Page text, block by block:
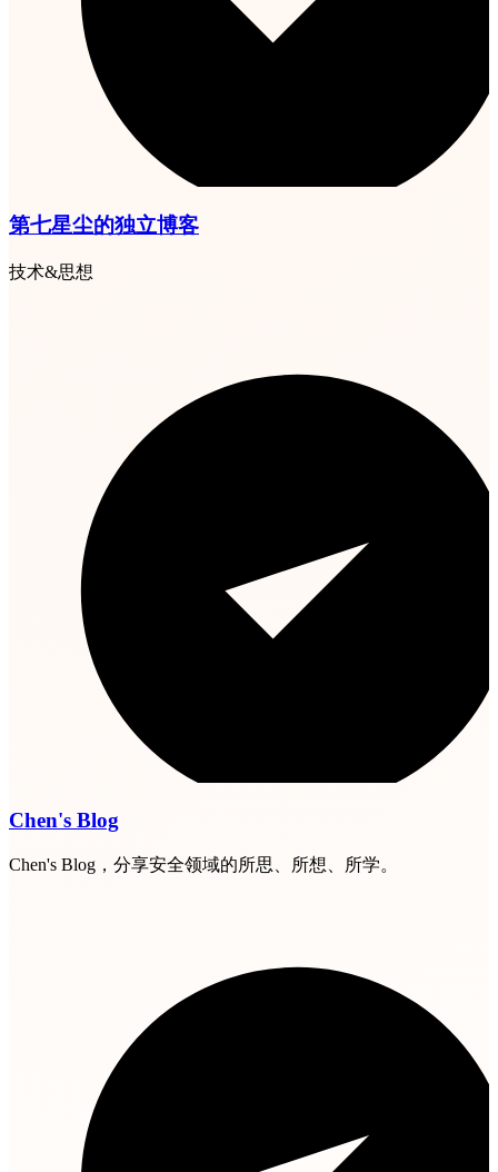
第七星尘的独立博客
技术&思想
Chen's Blog
Chen's Blog，分享安全领域的所思、所想、所学。